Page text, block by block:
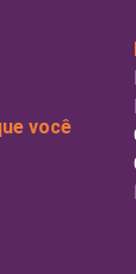
você